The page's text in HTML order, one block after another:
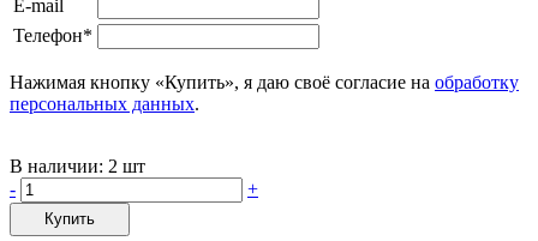
E-mail
Телефон*
Нажимая кнопку «Купить», я даю своё согласие на обработку
персональных данных.
В наличии: 2 шт
-
+
Купить